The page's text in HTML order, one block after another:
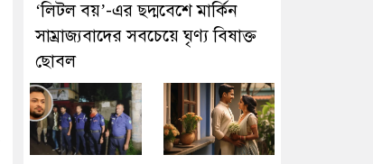
‘লিটল বয়’-এর ছদ্মবেশে মার্কিন
সাম্রাজ্যবাদের সবচেয়ে ঘৃণ্য বিষাক্ত
ছোবল